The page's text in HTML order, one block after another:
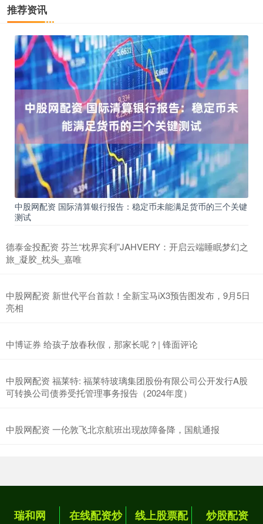
推荐资讯
中股网配资 国际清算银行报告：稳定币未能满足货币的三个关键
测试
德泰金投配资 芬兰“枕界宾利”JAHVERY：开启云端睡眠梦幻之
旅_凝胶_枕头_嘉唯
中股网配资 新世代平台首款！全新宝马iX3预告图发布，9月5日
亮相
中博证券 给孩子放春秋假，那家长呢？| 锋面评论
中股网配资 福莱特: 福莱特玻璃集团股份有限公司公开发行A股
可转换公司债券受托管理事务报告（2024年度）
中股网配资 一伦敦飞北京航班出现故障备降，国航通报
瑞和网
在线配资炒
线上股票配
炒股配资